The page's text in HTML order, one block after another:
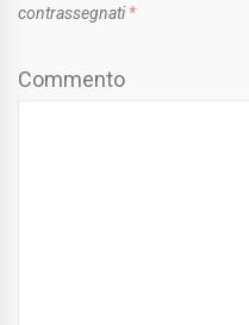
contrassegnati *
Commento